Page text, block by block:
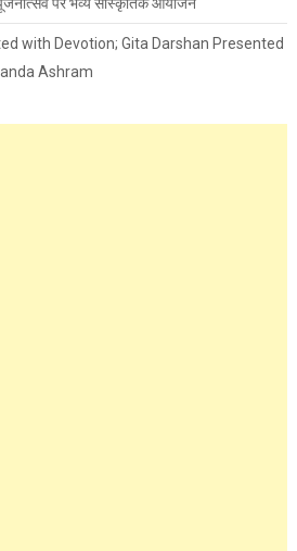
with Devotion; Gita Darshan Presented
Ashram